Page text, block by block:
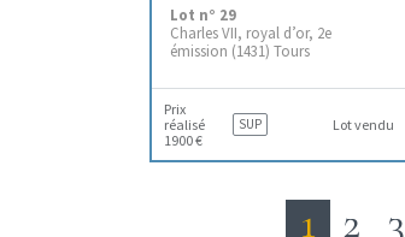
Lot n° 29
Charles VII, royal d’or, 2e
émission (1431) Tours
Prix
réalisé
1900 €
SUP Lot vendu
1 2 3